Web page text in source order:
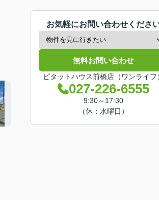
お気軽にお問い合わせくださ
無料お問い合わせ
ピタットハウス前橋店（ワンライフ
027-226-6555
9:30～17:30
（休：水曜日）